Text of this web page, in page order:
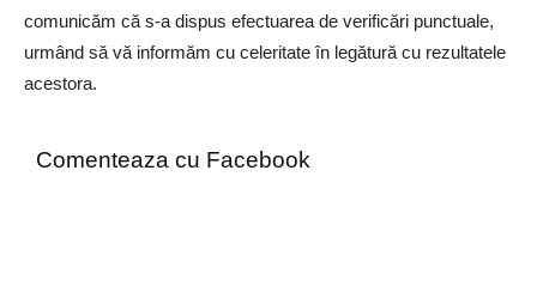
comunicăm că s-a dispus efectuarea de verificări punctuale,
urmând să vă informăm cu celeritate în legătură cu rezultatele
acestora.
Comenteaza cu Facebook